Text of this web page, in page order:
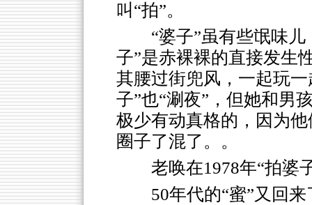
叫“拍”。
“婆子”虽有些氓味
子”是赤裸裸的直接发生
其腰过街兜风，一起玩
子”也“涮夜”，但她和男
极少有动真格的，因为
圈子了混了。。
老唤在1978年“拍婆
50年代的“蜜”又回